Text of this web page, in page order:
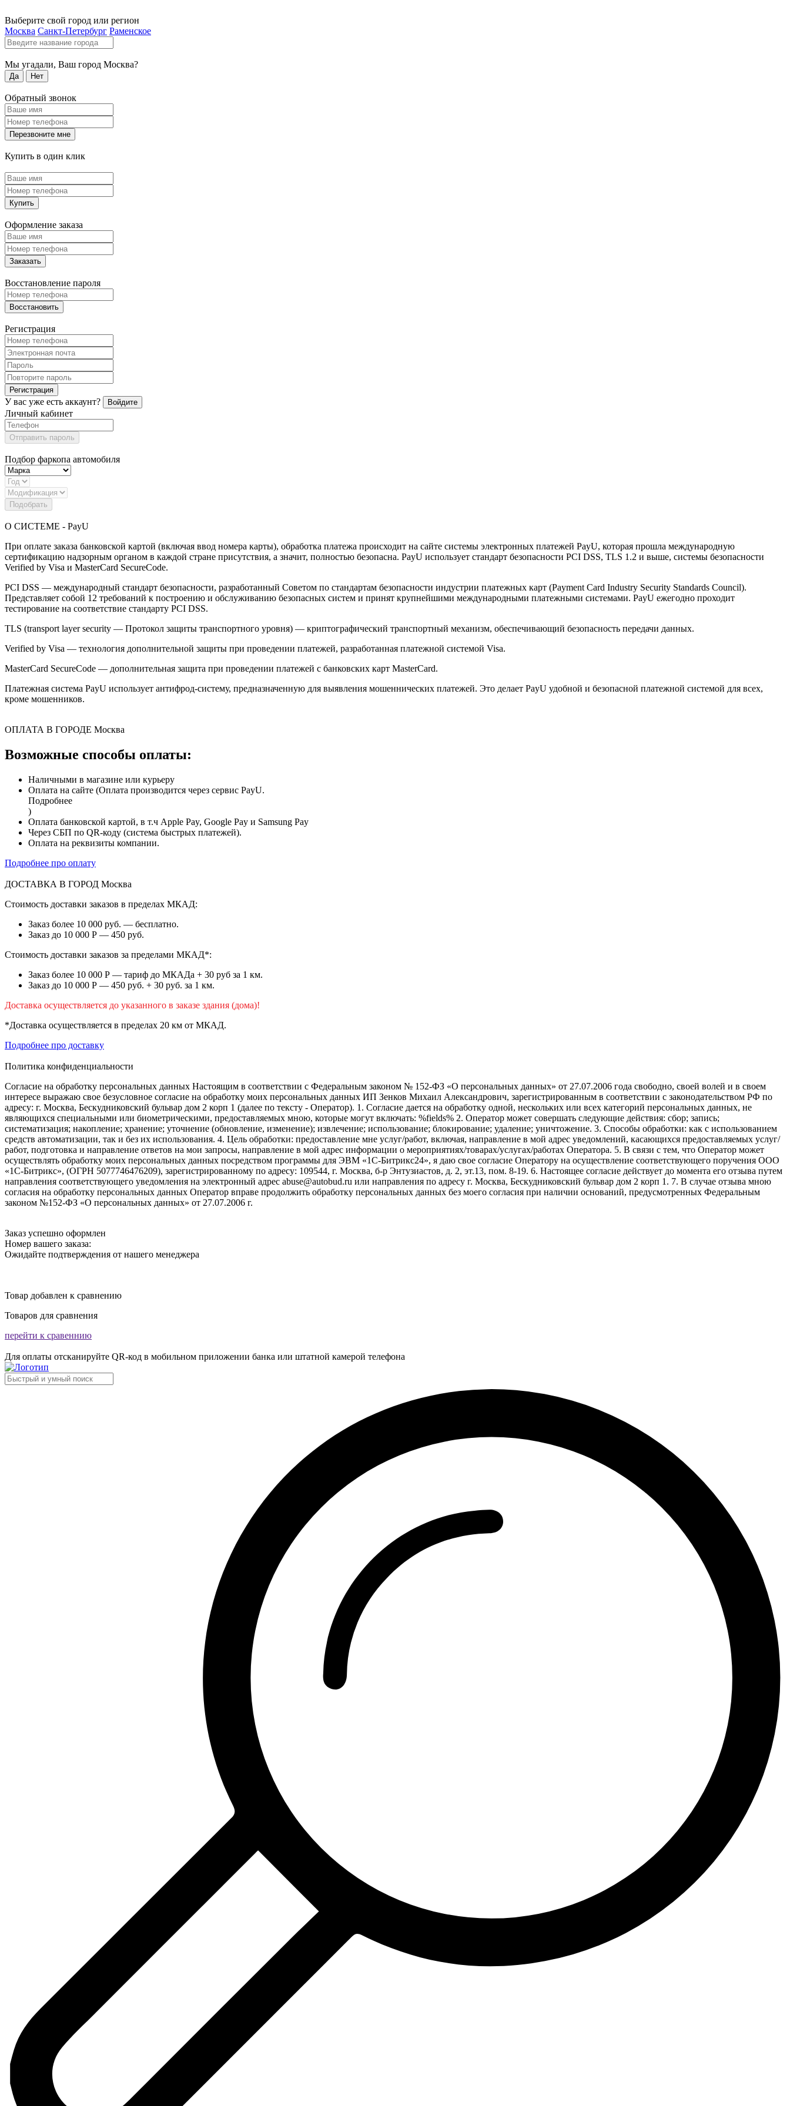
Выберите свой город или регион
Москва Санкт-Петербург Раменское
Мы угадали, Ваш город Москва?
Да Нет
Обратный звонок
Перезвоните мне
Купить в один клик
Купить
Оформление заказа
Заказать
Восстановление пароля
Восстановить
Регистрация
Регистрация
У вас уже есть аккаунт? Войдите
Личный кабинет
Отправить пароль
Подбор фаркопа автомобиля
Подобрать
О СИСТЕМЕ - PayU
При оплате заказа банковской картой (включая ввод номера карты), обработка платежа происходит на сайте системы электронных платежей PayU, которая прошла международную
сертификацию надзорным органом в каждой стране присутствия, а значит, полностью безопасна. PayU использует стандарт безопасности PCI DSS, TLS 1.2 и выше, системы безопасности
Verified by Visa и MasterCard SecureCode.
PCI DSS — международный стандарт безопасности, разработанный Советом по стандартам безопасности индустрии платежных карт (Payment Card Industry Security Standards Council).
Представляет собой 12 требований к построению и обслуживанию безопасных систем и принят крупнейшими международными платежными системами. PayU ежегодно проходит
тестирование на соответствие стандарту PCI DSS.
TLS (transport layer security — Протокол защиты транспортного уровня) — криптографический транспортный механизм, обеспечивающий безопасность передачи данных.
Verified by Visa — технология дополнительной защиты при проведении платежей, разработанная платежной системой Visa.
MasterCard SecureCode — дополнительная защита при проведении платежей с банковских карт MasterCard.
Платежная система PayU использует антифрод-систему, предназначенную для выявления мошеннических платежей. Это делает PayU удобной и безопасной платежной системой для всех,
кроме мошенников.
ОПЛАТА В ГОРОДЕ Москва
Возможные способы оплаты:
Наличными в магазине или курьеру
Оплата на сайте (Оплата производится через сервис PayU.
Подробнее
)
Оплата банковской картой, в т.ч Apple Pay, Google Pay и Samsung Pay
Через СБП по QR-коду (система быстрых платежей).
Оплата на реквизиты компании.
Подробнее про оплату
ДОСТАВКА В ГОРОД Москва
Стоимость доставки заказов в пределах МКАД:
Заказ более 10 000 руб. — бесплатно.
Заказ до 10 000 Р — 450 руб.
Стоимость доставки заказов за пределами МКАД*:
Заказ более 10 000 Р — тариф до МКАДа + 30 руб за 1 км.
Заказ до 10 000 Р — 450 руб. + 30 руб. за 1 км.
Доставка осуществляется до указанного в заказе здания (дома)!
*Доставка осуществляется в пределах 20 км от МКАД.
Подробнее про доставку
Политика конфиденциальности
Согласие на обработку персональных данных Настоящим в соответствии с Федеральным законом № 152-ФЗ «О персональных данных» от 27.07.2006 года свободно, своей волей и в своем
интересе выражаю свое безусловное согласие на обработку моих персональных данных ИП Зенков Михаил Александрович, зарегистрированным в соответствии с законодательством РФ по
адресу: г. Москва, Бескудниковский бульвар дом 2 корп 1 (далее по тексту - Оператор). 1. Согласие дается на обработку одной, нескольких или всех категорий персональных данных, не
являющихся специальными или биометрическими, предоставляемых мною, которые могут включать: %fields% 2. Оператор может совершать следующие действия: сбор; запись;
систематизация; накопление; хранение; уточнение (обновление, изменение); извлечение; использование; блокирование; удаление; уничтожение. 3. Способы обработки: как с использованием
средств автоматизации, так и без их использования. 4. Цель обработки: предоставление мне услуг/работ, включая, направление в мой адрес уведомлений, касающихся предоставляемых услуг/
работ, подготовка и направление ответов на мои запросы, направление в мой адрес информации о мероприятиях/товарах/услугах/работах Оператора. 5. В связи с тем, что Оператор может
осуществлять обработку моих персональных данных посредством программы для ЭВМ «1С-Битрикс24», я даю свое согласие Оператору на осуществление соответствующего поручения ООО
«1С-Битрикс», (ОГРН 5077746476209), зарегистрированному по адресу: 109544, г. Москва, б-р Энтузиастов, д. 2, эт.13, пом. 8-19. 6. Настоящее согласие действует до момента его отзыва путем
направления соответствующего уведомления на электронный адрес abuse@autobud.ru или направления по адресу г. Москва, Бескудниковский бульвар дом 2 корп 1. 7. В случае отзыва мною
согласия на обработку персональных данных Оператор вправе продолжить обработку персональных данных без моего согласия при наличии оснований, предусмотренных Федеральным
законом №152-ФЗ «О персональных данных» от 27.07.2006 г.
Заказ успешно оформлен
Номер вашего заказа:
Ожидайте подтверждения от нашего менеджера
Товар добавлен к сравнению
Товаров для сравнения
перейти к сравеннию
Для оплаты отсканируйте QR-код в мобильном приложении банка или штатной камерой телефона